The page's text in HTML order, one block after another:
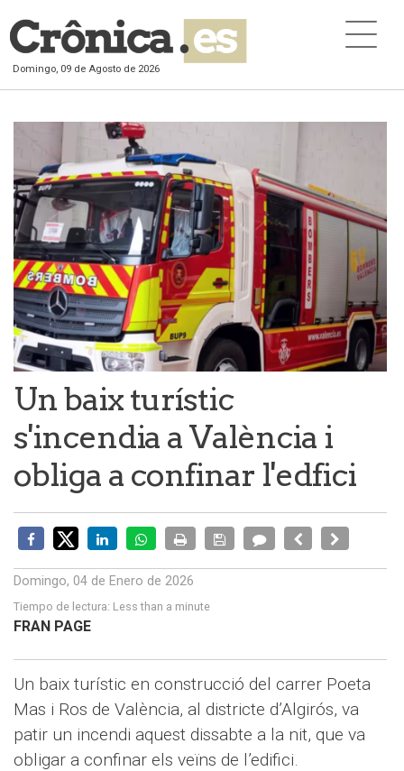
Domingo, 09 de Agosto de 2026
Un baix turístic
s'incendia a València i
obliga a confinar l'edfici
Domingo, 04 de Enero de 2026
Tiempo de lectura: Less than a minute
FRAN PAGE
Un baix turístic en construcció del carrer Poeta
Mas i Ros de València, al districte d’Algirós, va
patir un incendi aquest dissabte a la nit, que va
obligar a confinar els veïns de l’edifici.